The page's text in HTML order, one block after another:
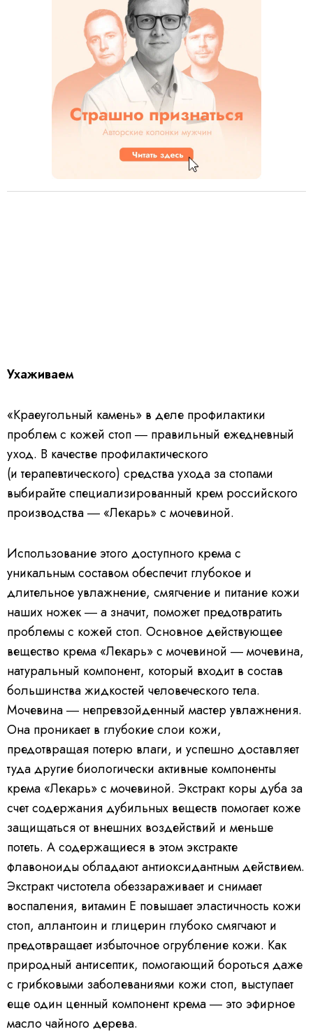
Ухаживаем
«Краеугольный камень» в деле профилактики
проблем с кожей стоп ― правильный ежедневный
уход. В качестве профилактического
(и терапевтического) средства ухода за стопами
выбирайте специализированный крем российского
производства ― «Лекарь» с мочевиной.
Использование этого доступного крема с
уникальным составом обеспечит глубокое и
длительное увлажнение, смягчение и питание кожи
наших ножек ― а значит, поможет предотвратить
проблемы с кожей стоп. Основное действующее
вещество крема «Лекарь» с мочевиной ― мочевина,
натуральный компонент, который входит в состав
большинства жидкостей человеческого тела.
Мочевина ― непревзойденный мастер увлажнения.
Она проникает в глубокие слои кожи,
предотвращая потерю влаги, и успешно доставляет
туда другие биологически активные компоненты
крема «Лекарь» с мочевиной. Экстракт коры дуба за
счет содержания дубильных веществ помогает коже
защищаться от внешних воздействий и меньше
потеть. А содержащиеся в этом экстракте
флавоноиды обладают антиоксидантным действием.
Экстракт чистотела обеззараживает и снимает
воспаления, витамин Е повышает эластичность кожи
стоп, аллантоин и глицерин глубоко смягчают и
предотвращает избыточное огрубление кожи. Как
природный антисептик, помогающий бороться даже
с грибковыми заболеваниями кожи стоп, выступает
еще один ценный компонент крема ― это эфирное
масло чайного дерева.